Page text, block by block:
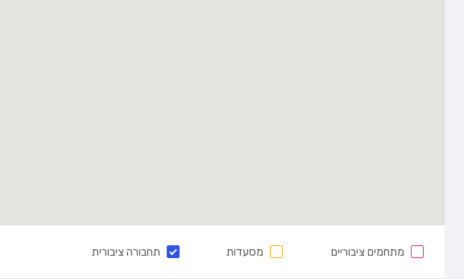
מתחמים ציבוריים מסעדות תחבורה ציבורית